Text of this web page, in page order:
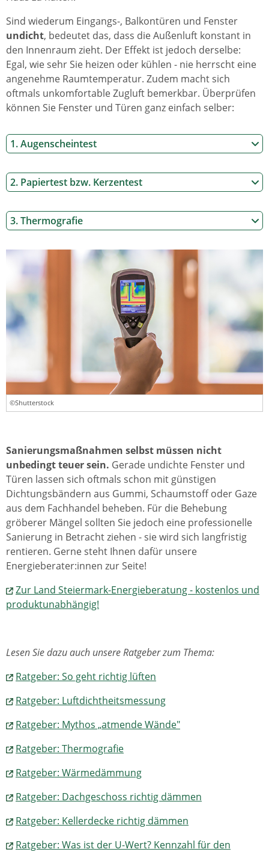
Sind wiederum Eingangs-, Balkontüren und Fenster
undicht, bedeutet das, dass die Außenluft konstant in
den Innenraum zieht. Der Effekt ist jedoch derselbe:
Egal, wie sehr Sie heizen oder kühlen - nie herrscht eine
angenehme Raumtemperatur. Zudem macht sich
oftmals unkomfortable Zugluft bemerkbar. Überprüfen
können Sie Fenster und Türen ganz einfach selber:
1. Augenscheintest
2. Papiertest bzw. Kerzentest
3. Thermografie
©Shutterstock
Sanierungsmaßnahmen selbst müssen nicht
unbedingt teuer sein. Gerade undichte Fenster und
Türen lassen sich oftmals schon mit günstigen
Dichtungsbändern aus Gummi, Schaumstoff oder Gaze
aus dem Fachhandel beheben. Für die Behebung
gröberer Mängel sollten Sie jedoch eine professionelle
Sanierung in Betracht ziehen - sie wird sich langfristig
rentieren. Gerne steht Ihnen dafür unsere
Energieberater:innen zur Seite!
Zur Land Steiermark-Energieberatung - kostenlos und
produktunabhängig!
Lesen Sie dazu auch unsere Ratgeber zum Thema:
Ratgeber: So geht richtig lüften
Ratgeber: Luftdichtheitsmessung
Ratgeber: Mythos „atmende Wände"
Ratgeber: Thermografie
Ratgeber: Wärmedämmung
Ratgeber: Dachgeschoss richtig dämmen
Ratgeber: Kellerdecke richtig dämmen
Ratgeber: Was ist der U-Wert? Kennzahl für den